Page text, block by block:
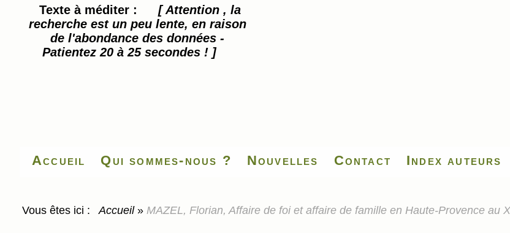
Texte à méditer :
[ Attention , la
recherche est un peu lente, en raison
de l'abondance des données -
Patientez 20 à 25 secondes ! ]
Accueil Qui sommes-nous ? Nouvelles Contact Index auteurs
Vous êtes ici : Accueil » MAZEL, Florian, Affaire de foi et affaire de famille en Haute-Provence au